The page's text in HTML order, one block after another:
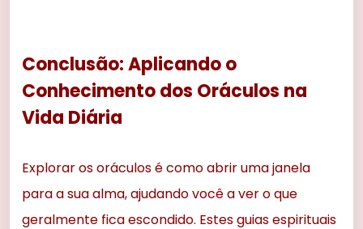
Conclusão: Aplicando o
Conhecimento dos Oráculos na
Vida Diária
Explorar os oráculos é como abrir uma janela
para a sua alma, ajudando você a ver o que
geralmente fica escondido. Estes guias espirituais